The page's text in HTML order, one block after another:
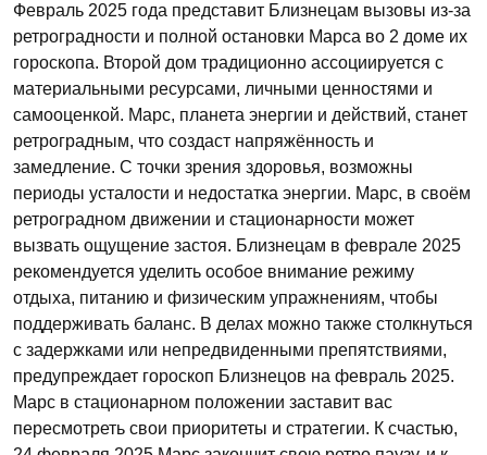
Февраль 2025 года представит Близнецам вызовы из-за
ретроградности и полной остановки Марса во 2 доме их
гороскопа. Второй дом традиционно ассоциируется с
материальными ресурсами, личными ценностями и
самооценкой. Марс, планета энергии и действий, станет
ретроградным, что создаст напряжённость и
замедление. С точки зрения здоровья, возможны
периоды усталости и недостатка энергии. Марс, в своём
ретроградном движении и стационарности может
вызвать ощущение застоя. Близнецам в феврале 2025
рекомендуется уделить особое внимание режиму
отдыха, питанию и физическим упражнениям, чтобы
поддерживать баланс. В делах можно также столкнуться
с задержками или непредвиденными препятствиями,
предупреждает гороскоп Близнецов на февраль 2025.
Марс в стационарном положении заставит вас
пересмотреть свои приоритеты и стратегии. К счастью,